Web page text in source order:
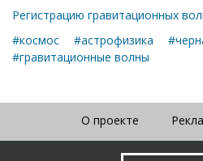
Регистрацию гравитационных
#космос
#астрофизика
#гравитационные волны
О проекте